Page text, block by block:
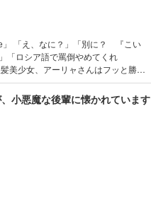
「え、なに？」「別に？ 『こい
「ロシア語で罵倒やめてくれ
美少女、アーリャさんはフッと勝ち
、事実は違う。さっきのロシア語、
ていたのだ！ 実は俺、久瀬政近のロ
なのである。 そんな事とは露知ら
アーリャさんにニヤニヤが止まら
ックなロシアンJKとの青春ラブ
小悪魔な後輩に懐かれています